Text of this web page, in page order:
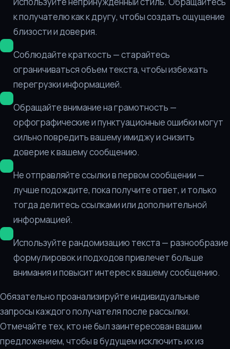
к получателю как к другу, чтобы создать ощущение
близости и доверия.
Соблюдайте краткость — старайтесь
ограничиваться объем текста, чтобы избежать
перегрузки информацией.
Обращайте внимание на грамотность —
орфографические и пунктуационные ошибки могут
сильно повредить вашему имиджу и снизить
доверие к вашему сообщению.
Не отправляйте ссылки в первом сообщении —
лучше подождите, пока получите ответ, и только
тогда делитесь ссылками или дополнительной
информацией.
Используйте рандомизацию текста — разнообразие
формулировок и подходов привлечет больше
внимания и повысит интерес к вашему сообщению.
Обязательно проанализируйте индивидуальные
запросы каждого получателя после рассылки.
Отмечайте тех, кто не был заинтересован вашим
предложением, чтобы в будущем исключить их из